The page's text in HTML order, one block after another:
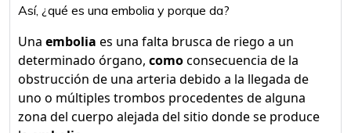
Así, ¿qué es una embolia y porque da?
Una embolia es una falta brusca de riego a un
determinado órgano, comoconsecuencia de la
obstrucción de una arteria debido a la llegada de
uno o múltiples trombos procedentes de alguna
zona del cuerpo alejada del sitio donde se produce